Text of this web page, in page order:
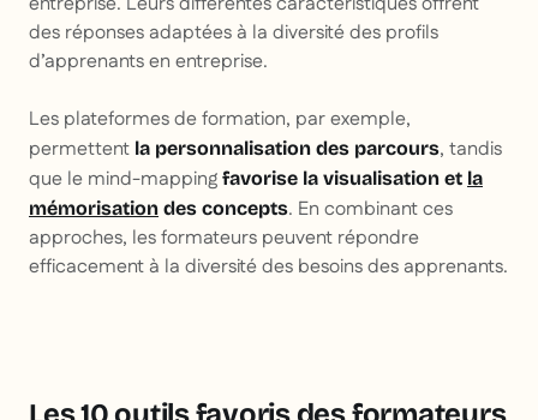
des réponses adaptées à la diversité des profils
d’apprenants en entreprise.
Les plateformes de formation, par exemple,
permettent la personnalisation des parcours, tandis
que le mind-mapping favorise la visualisation et la
mémorisation des concepts. En combinant ces
approches, les formateurs peuvent répondre
efficacement à la diversité des besoins des apprenants.